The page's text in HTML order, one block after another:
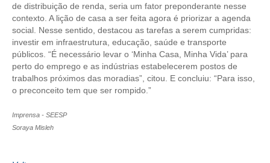
PLATAFORMAS GRATUITAS
BENEFÍCIOS
APOSENTADORIA
CONVÊNIOS
PLANO DE SAÚDE
de distribuição de renda, seria um fator preponderante nesse
contexto. A lição de casa a ser feita agora é priorizar a agenda
social. Nesse sentido, destacou as tarefas a serem cumpridas:
investir em infraestrutura, educação, saúde e transporte
públicos. “É necessário levar o ‘Minha Casa, Minha Vida’ para
perto do emprego e as indústrias estabelecerem postos de
trabalhos próximos das moradias”, citou. E concluiu: “Para isso,
o preconceito tem que ser rompido.”
Imprensa - SEESP
Soraya Misleh